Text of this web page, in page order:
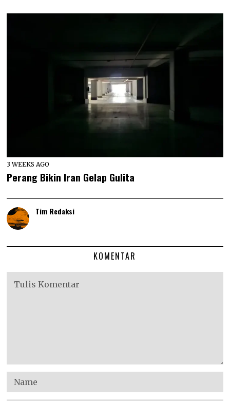
3 WEEKS AGO
Perang Bikin Iran Gelap Gulita
Tim Redaksi
KOMENTAR